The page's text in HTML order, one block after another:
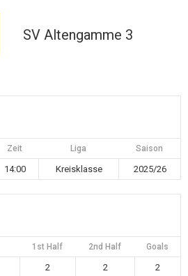
SV Altengamme 3
Zeit Liga Saison
14:00 Kreisklasse 2025/26
1st Half 2nd Half Goals
2 2
2